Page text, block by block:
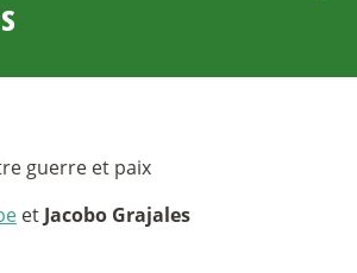
guerre et paix
et Jacobo Grajales